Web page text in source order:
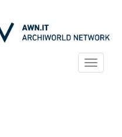
Toggle